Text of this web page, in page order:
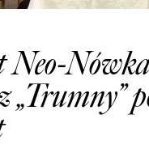
Neo-
„Trumny”